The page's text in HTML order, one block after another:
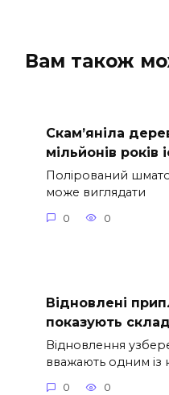
Вам також
Скам’яніла
мільйонів років
Полірований
може виглядати
0 0
Відновлені
показують
Відновлення
вважають одним із
0 0